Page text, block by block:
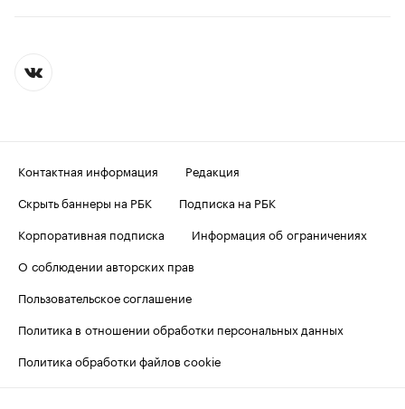
Контактная информация
Редакция
Скрыть баннеры на РБК
Подписка на РБК
Корпоративная подписка
Информация об ограничениях
О соблюдении авторских прав
Пользовательское соглашение
Политика в отношении обработки персональных данных
Политика обработки файлов cookie